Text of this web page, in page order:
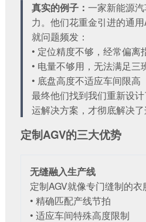
真实的例子： 一家新能源
力。他们花重金引进的通
就问题频发：
• 定位精度不够，经常偏离
• 电量不够用，无法满足三
• 底盘高度不适应车间限高
最终他们找到我们重新设
运解决方案 ，才彻底解决了
定制AGV的三大优势
无缝融入生产线
定制AGV就像专门缝制的衣
• 精确匹配产线节拍
• 适应车间特殊高度限制